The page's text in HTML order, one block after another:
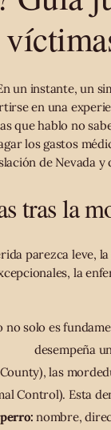
un instante, un
en una
que hablo no
los gastos
de Nevada
tras la
parezca leve,
la
no solo es
desempeña
las
Control). Esta
nombre,